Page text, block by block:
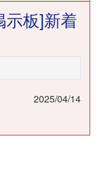
示板]新着
2025/04/14